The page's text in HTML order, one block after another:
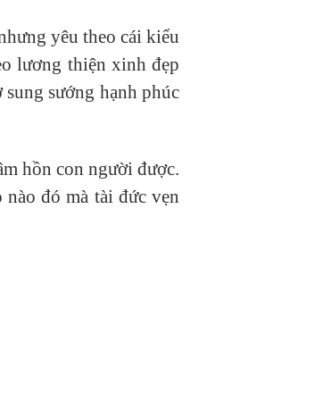
yêu theo cái kiểu
lương thiện xinh đẹp
sướng hạnh phúc
hồn con người được.
đó mà tài đức vẹn